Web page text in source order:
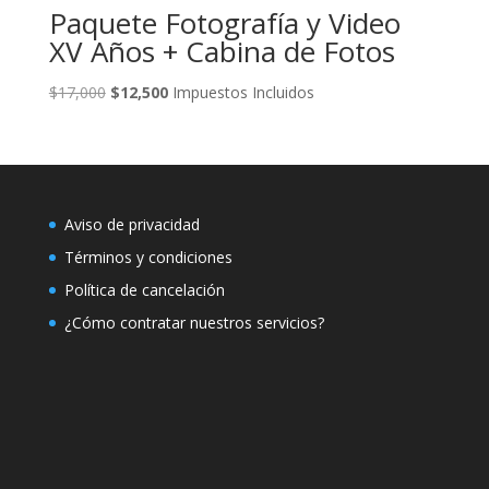
Paquete Fotografía y Video
XV Años + Cabina de Fotos
$17,000 Original
$17,000.
$12,500Current
$12,500.
Impuestos Incluidos
Aviso de privacidad
Términos y condiciones
Política de cancelación
¿Cómo contratar nuestros servicios?